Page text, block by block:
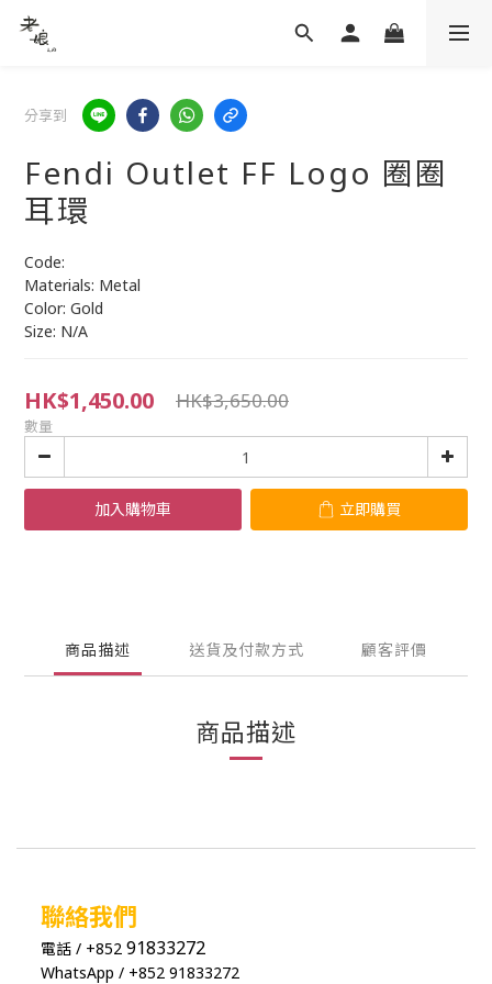
分享到
Fendi Outlet FF Logo 圈圈
耳環
Code:
Materials: Metal
Color: Gold
Size: N/A
HK$1,450.00 HK$3,650.00
數量
加入購物車 立即購買
商品描述 送貨及付款方式 顧客評價
商品描述
聯絡我們
電話 / +852 91833272
WhatsApp / +852 91833272